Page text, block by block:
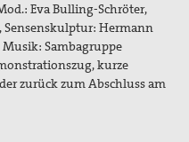
Eva Bulling-Schröter,
Sensenskulptur: Hermann
Sambagruppe
kurze
zurück zum Abschluss am